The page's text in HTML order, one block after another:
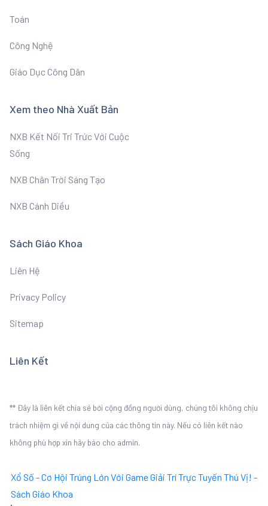
Toán
Công Nghệ
Giáo Dục Công Dân
Xem theo Nhà Xuất Bản
NXB Kết Nối Tri Trức Với Cuộc
Sống
NXB Chân Trời Sáng Tạo
NXB Cánh Diều
Sách Giáo Khoa
Liên Hệ
Privacy Policy
Sitemap
Liên Kết
** Đây là liên kết chia sẻ bới cộng đồng người dùng, chúng tôi không chịu
trách nhiệm gì về nội dung của các thông tin này. Nếu có liên kết nào
không phù hợp xin hãy báo cho admin.
Xổ Số - Cơ Hội Trúng Lớn Với Game Giải Trí Trực Tuyến Thú Vị! -
Sách Giáo Khoa